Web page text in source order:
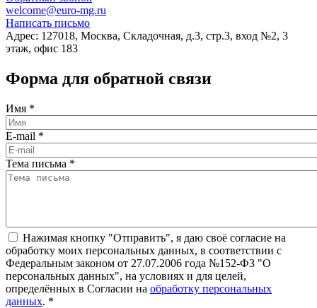
welcome@euro-mg.ru
Написать письмо
Адрес: 127018, Москва, Складочная, д.3, стр.3, вход №2, 3
этаж, офис 183
Форма для обратной связи
Имя *
E-mail *
Тема письма *
Нажимая кнопку "Отправить", я даю своё согласие на
обработку моих персональных данных, в соответствии с
Федеральным законом от 27.07.2006 года №152-ФЗ "О
персональных данных", на условиях и для целей,
определённых в Согласии на обработку персональных
данных. *